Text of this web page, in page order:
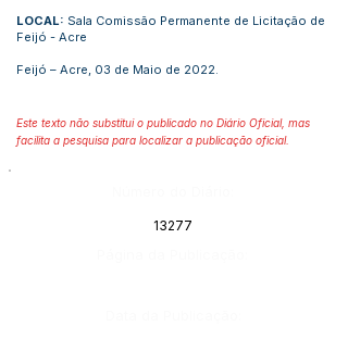
LOCAL: Sala Comissão Permanente de Licitação de
Feijó - Acre
Feijó – Acre, 03 de Maio de 2022.
Este texto não substitui o publicado no Diário Oficial, mas
facilita a pesquisa para localizar a publicação oficial.
13277